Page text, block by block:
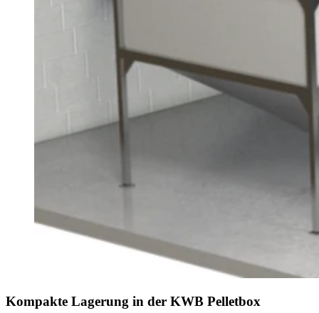
Kompakte Lagerung in der KWB Pelletbox